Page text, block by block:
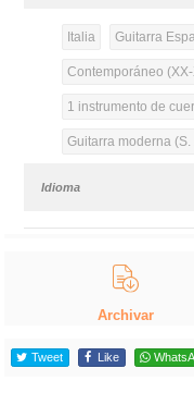
Italia Guitarra
Contemporáneo (XX-
1 instrumento de
Guitarra moderna (S.
Idioma
Archivar
Tweet Like